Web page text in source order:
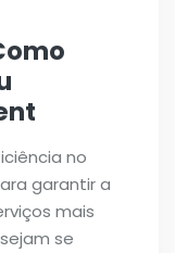
no
garantir a
mais
se